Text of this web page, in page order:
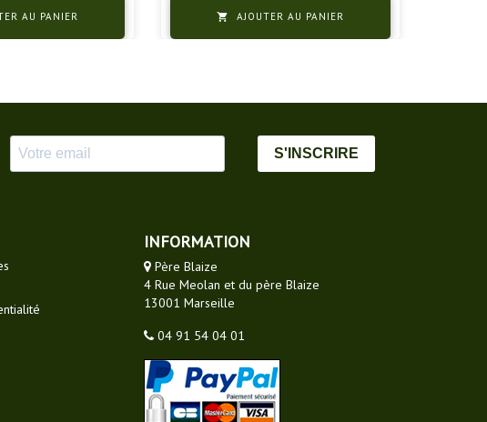
AU PANIER  AJOUTER AU PANIER
S'INSCRIRE
INFORMATION
Père Blaize
4 Rue Meolan et du père Blaize
13001 Marseille
04 91 54 04 01